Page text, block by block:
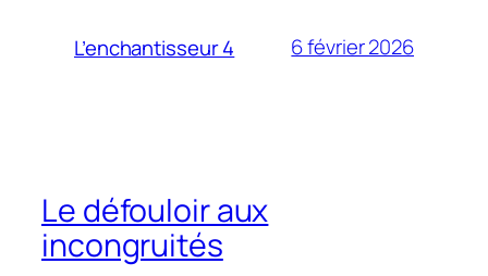
L’enchantisseur 4 6 février 2026
Le défouloir aux
incongruités